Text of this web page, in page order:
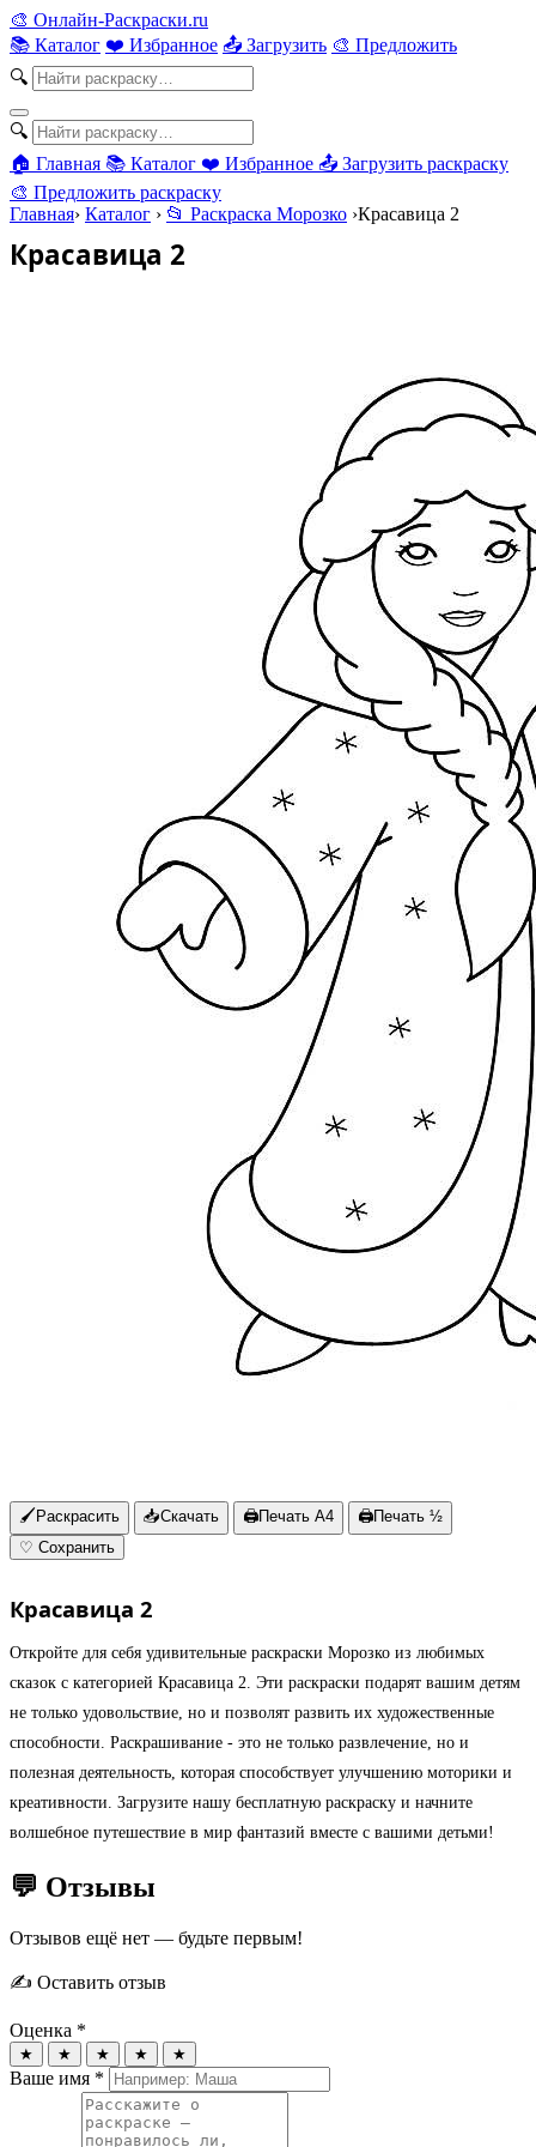
🎨 Онлайн-Раскраски.ru
📚 Каталог ❤️ Избранное 📤 Загрузить 🎨 Предложить
🔍
🔍
🏠 Главная 📚 Каталог ❤️ Избранное 📤 Загрузить раскраску
🎨 Предложить раскраску
Главная› Каталог › 📂 Раскраска Морозко ›Красавица 2
Красавица 2
🖌 Раскрасить 📥Скачать 🖨Печать A4 🖨Печать ½
♡ Сохранить
Красавица 2
Откройте для себя удивительные раскраски Морозко из любимых
сказок с категорией Красавица 2. Эти раскраски подарят вашим детям
не только удовольствие, но и позволят развить их художественные
способности. Раскрашивание - это не только развлечение, но и
полезная деятельность, которая способствует улучшению моторики и
креативности. Загрузите нашу бесплатную раскраску и начните
волшебное путешествие в мир фантазий вместе с вашими детьми!
💬 Отзывы
Отзывов ещё нет — будьте первым!
✍️ Оставить отзыв
Оценка *
★ ★ ★ ★ ★
Ваше имя *